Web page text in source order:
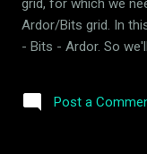
Ardor/Bits grid. In
- Bits - Ardor. So
quantity. But what
Post a